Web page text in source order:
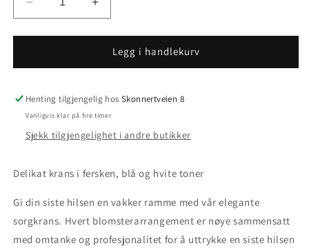
antallet
for
pastelldrøm
Øk
antallet
for
Krans-
pastelldrøm
Legg i handlekurv
Henting tilgjengelig hos Skonnertveien 8
Vanligvis klar på fire timer
Sjekk tilgjengelighet i andre butikker
Delikat krans i fersken, blå og hvite toner
Gi din siste hilsen en vakker ramme med vår elegante
sorgkrans. Hvert blomsterarrangement er nøye sammensatt
med omtanke og profesjonalitet for å uttrykke en siste hilsen